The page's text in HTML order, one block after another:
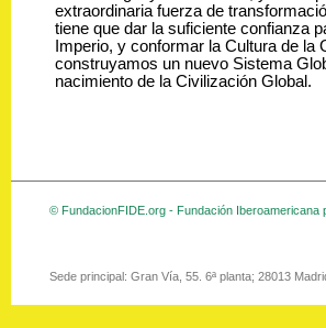
extraordinaria fuerza de
tiene que dar la suficiente confianza
Imperio, y conformar la Cultura de la
construyamos un nuevo Sistema
nacimiento de la Civilización Global.
© FundacionFIDE.org - Fundación Iberoamericana
Sede principal: Gran Vía, 55. 6ª planta; 28013